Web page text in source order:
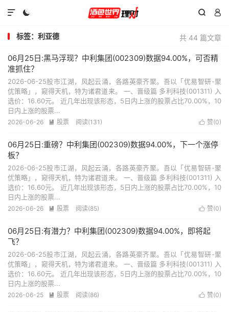
  

共 44 篇文章
标签：利亚德
06月25日:黑马浮现？中利集团(002309)数据94.00%，可否精
准抓住？
2026-06-25股市江湖，风起云涌，各路英豪齐聚。吾以「优易智研-聚
优策略」，窥得天机，特为诸君道来。 一、晋级篇 多利科技(001311) 入
选价：16.60元。 近几年出现该形态，5日内上涨的股票占比70.00%，10
日内上涨的股票...
 赞(0)
2026-06-26  股票 阅读(131)
06月25日:重磅？中利集团(002309)数据94.00%，下一个涨停
板？
2026-06-25股市江湖，风起云涌，各路英豪齐聚。吾以「优易智研-聚
优策略」，窥得天机，特为诸君道来。 一、晋级篇 多利科技(001311) 入
选价：16.60元。 近几年出现该形态，5日内上涨的股票占比70.00%，10
日内上涨的股票...
 赞(0)
2026-06-26  股票 阅读(85)
06月25日:有潜力？中利集团(002309)数据94.00%，即将起
飞？
2026-06-25股市江湖，风起云涌，各路英豪齐聚。吾以「优易智研-聚
优策略」，窥得天机，特为诸君道来。 一、晋级篇 多利科技(001311) 入
选价：16.60元。 近几年出现该形态，5日内上涨的股票占比70.00%，10
日内上涨的股票...
 赞(0)
2026-06-25  股票 阅读(86)